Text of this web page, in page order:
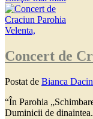
Concert de
Postat de Bianca Dacin
“În Parohia
Duminicii de